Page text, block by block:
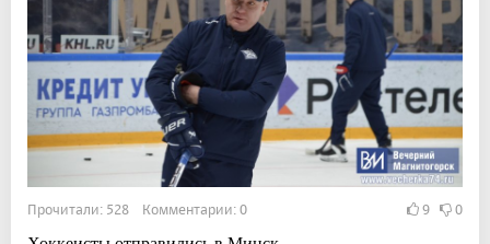
Прочитали: 528 Комментарии: 0 9 0